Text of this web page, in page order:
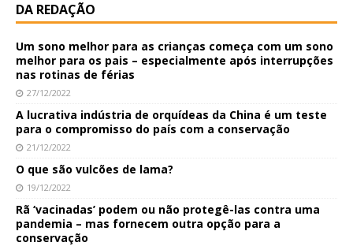
DA REDAÇÃO
Um sono melhor para as crianças começa com um sono
melhor para os pais – especialmente após interrupções
nas rotinas de férias
27/12/2022
A lucrativa indústria de orquídeas da China é um teste
para o compromisso do país com a conservação
21/12/2022
O que são vulcões de lama?
19/12/2022
Rã ‘vacinadas’ podem ou não protegê-las contra uma
pandemia – mas fornecem outra opção para a
conservação